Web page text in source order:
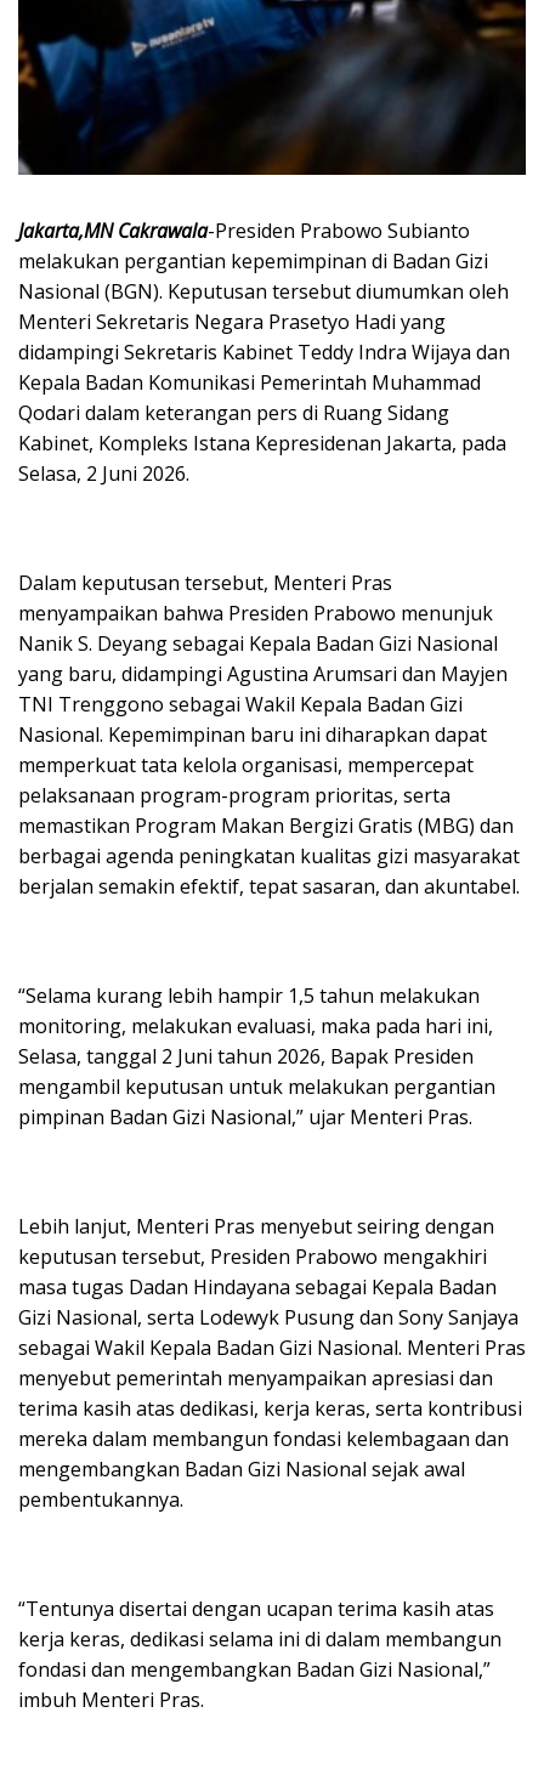
Jakarta,MN Cakrawala-Presiden Prabowo Subianto
melakukan pergantian kepemimpinan di Badan Gizi
Nasional (BGN). Keputusan tersebut diumumkan oleh
Menteri Sekretaris Negara Prasetyo Hadi yang
didampingi Sekretaris Kabinet Teddy Indra Wijaya dan
Kepala Badan Komunikasi Pemerintah Muhammad
Qodari dalam keterangan pers di Ruang Sidang
Kabinet, Kompleks Istana Kepresidenan Jakarta, pada
Selasa, 2 Juni 2026.
Dalam keputusan tersebut, Menteri Pras
menyampaikan bahwa Presiden Prabowo menunjuk
Nanik S. Deyang sebagai Kepala Badan Gizi Nasional
yang baru, didampingi Agustina Arumsari dan Mayjen
TNI Trenggono sebagai Wakil Kepala Badan Gizi
Nasional. Kepemimpinan baru ini diharapkan dapat
memperkuat tata kelola organisasi, mempercepat
pelaksanaan program-program prioritas, serta
memastikan Program Makan Bergizi Gratis (MBG) dan
berbagai agenda peningkatan kualitas gizi masyarakat
berjalan semakin efektif, tepat sasaran, dan akuntabel.
“Selama kurang lebih hampir 1,5 tahun melakukan
monitoring, melakukan evaluasi, maka pada hari ini,
Selasa, tanggal 2 Juni tahun 2026, Bapak Presiden
mengambil keputusan untuk melakukan pergantian
pimpinan Badan Gizi Nasional,” ujar Menteri Pras.
Lebih lanjut, Menteri Pras menyebut seiring dengan
keputusan tersebut, Presiden Prabowo mengakhiri
masa tugas Dadan Hindayana sebagai Kepala Badan
Gizi Nasional, serta Lodewyk Pusung dan Sony Sanjaya
sebagai Wakil Kepala Badan Gizi Nasional. Menteri Pras
menyebut pemerintah menyampaikan apresiasi dan
terima kasih atas dedikasi, kerja keras, serta kontribusi
mereka dalam membangun fondasi kelembagaan dan
mengembangkan Badan Gizi Nasional sejak awal
pembentukannya.
“Tentunya disertai dengan ucapan terima kasih atas
kerja keras, dedikasi selama ini di dalam membangun
fondasi dan mengembangkan Badan Gizi Nasional,”
imbuh Menteri Pras.